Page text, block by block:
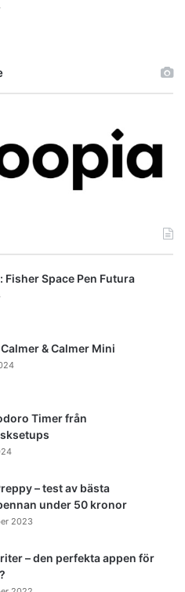
Fisher Space Pen Futura
& Calmer Mini
Timer från
– test av bästa
under 50 kronor
2023
– den perfekta appen för